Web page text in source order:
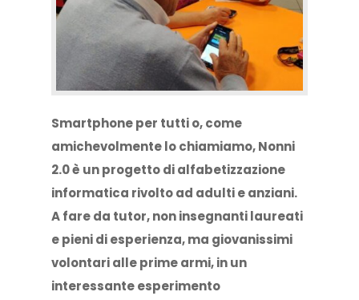
Smartphone per tutti o, come
amichevolmente lo chiamiamo, Nonni
2.0 è un progetto di alfabetizzazione
informatica rivolto ad adulti e anziani.
A fare da tutor, non insegnanti laureati
e pieni di esperienza, ma giovanissimi
volontari alle prime armi, in un
interessante esperimento